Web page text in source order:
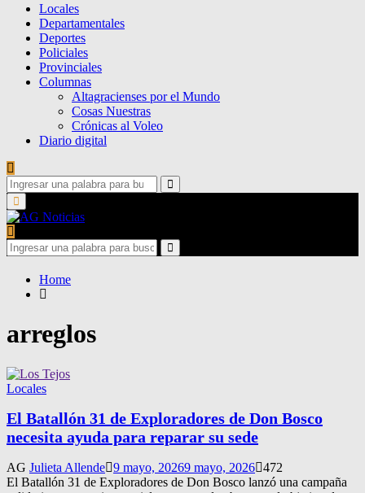
Locales
Departamentales
Deportes
Policiales
Provinciales
Columnas
Altagracienses por el Mundo
Cosas Nuestras
Crónicas al Voleo
Diario digital
Search
for:
Search
Primary
Menu
Search
for:
Search
Home
arreglos
Locales
El Batallón 31 de Exploradores de Don Bosco
necesita ayuda para reparar su sede
AG Julieta Allende 9 mayo, 20269 mayo, 2026 472
El Batallón 31 de Exploradores de Don Bosco lanzó una campaña